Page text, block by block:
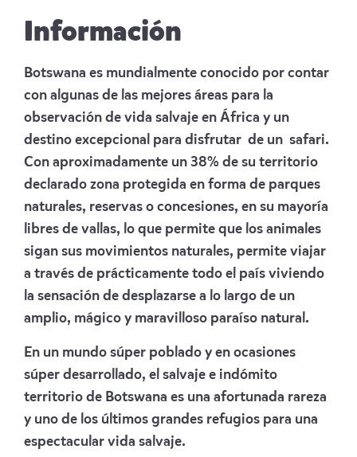
Información
Botswana es mundialmente conocido por contar
con algunas de las mejores áreas para la
observación de vida salvaje en África y un
destino excepcional para disfrutar de un safari.
Con aproximadamente un 38% de su territorio
declarado zona protegida en forma de parques
naturales, reservas o concesiones, en su mayoría
libres de vallas, lo que permite que los animales
sigan sus movimientos naturales, permite viajar
a través de prácticamente todo el país viviendo
la sensación de desplazarse a lo largo de un
amplio, mágico y maravilloso paraíso natural.
En un mundo súper poblado y en ocasiones
súper desarrollado, el salvaje e indómito
territorio de Botswana es una afortunada rareza
y uno de los últimos grandes refugios para una
espectacular vida salvaje.